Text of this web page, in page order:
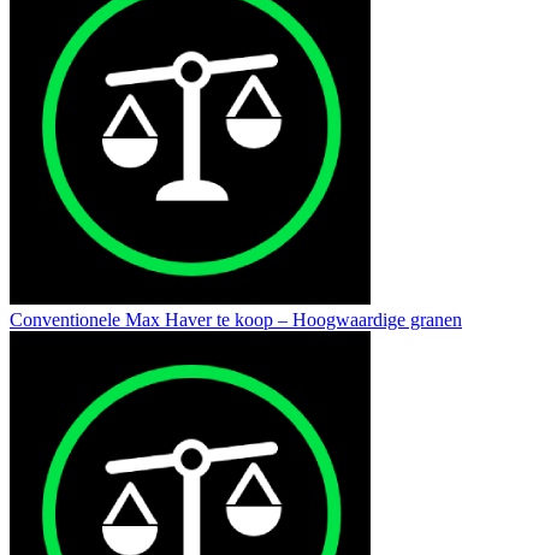
Conventionele Max Haver te koop – Hoogwaardige granen